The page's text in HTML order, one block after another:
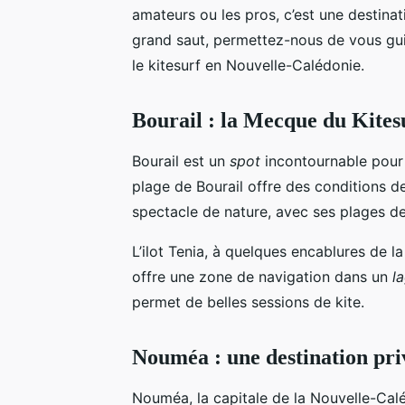
amateurs ou les pros, c’est une
grand saut, permettez-nous de vous
le kitesurf en Nouvelle-Calédonie.
Bourail : la Mecque du
Bourail est un spot incontournable
plage de Bourail offre des conditions
spectacle de nature, avec ses plages
L’ilot Tenia, à quelques encablures de
offre une zone de navigation dans un
permet de belles sessions de kite.
Nouméa : une destination
Nouméa, la capitale de la Nouvelle-